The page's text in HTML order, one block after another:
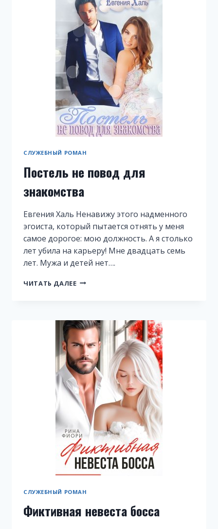
СЛУЖЕБНЫЙ РОМАН
Постель не повод для
знакомства
Евгения Халь Ненавижу этого надменного
эгоиста, который пытается отнять у меня
самое дорогое: мою должность. А я столько
лет убила на карьеру! Мне двадцать семь
лет. Мужа и детей нет….
ЧИТАТЬ ДАЛЕЕ ПОСТЕЛЬ
ЗНАКОМСТВА
СЛУЖЕБНЫЙ РОМАН
Фиктивная невеста босса